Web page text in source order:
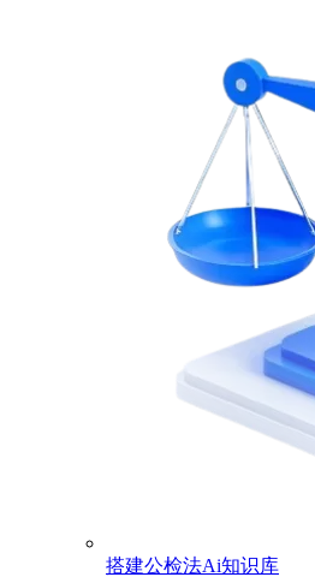
搭建公检法Ai知识库